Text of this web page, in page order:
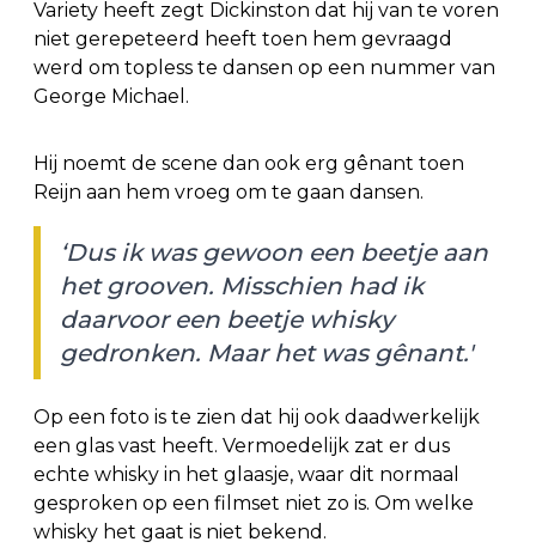
Variety heeft zegt Dickinston dat hij van te voren
niet gerepeteerd heeft toen hem gevraagd
werd om topless te dansen op een nummer van
George Michael.
Hij noemt de scene dan ook erg gênant toen
Reijn aan hem vroeg om te gaan dansen.
‘Dus ik was gewoon een beetje aan
het grooven. Misschien had ik
daarvoor een beetje whisky
gedronken. Maar het was gênant.'
Op een foto is te zien dat hij ook daadwerkelijk
een glas vast heeft. Vermoedelijk zat er dus
echte whisky in het glaasje, waar dit normaal
gesproken op een filmset niet zo is. Om welke
whisky het gaat is niet bekend.